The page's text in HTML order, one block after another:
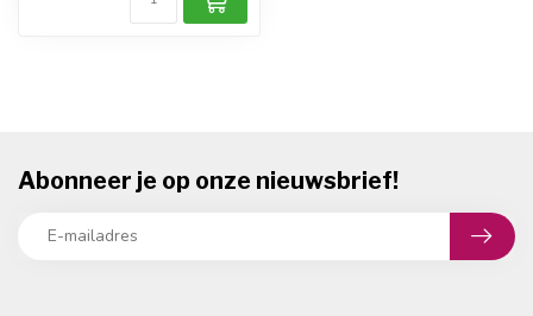
Abonneer je op onze nieuwsbrief!